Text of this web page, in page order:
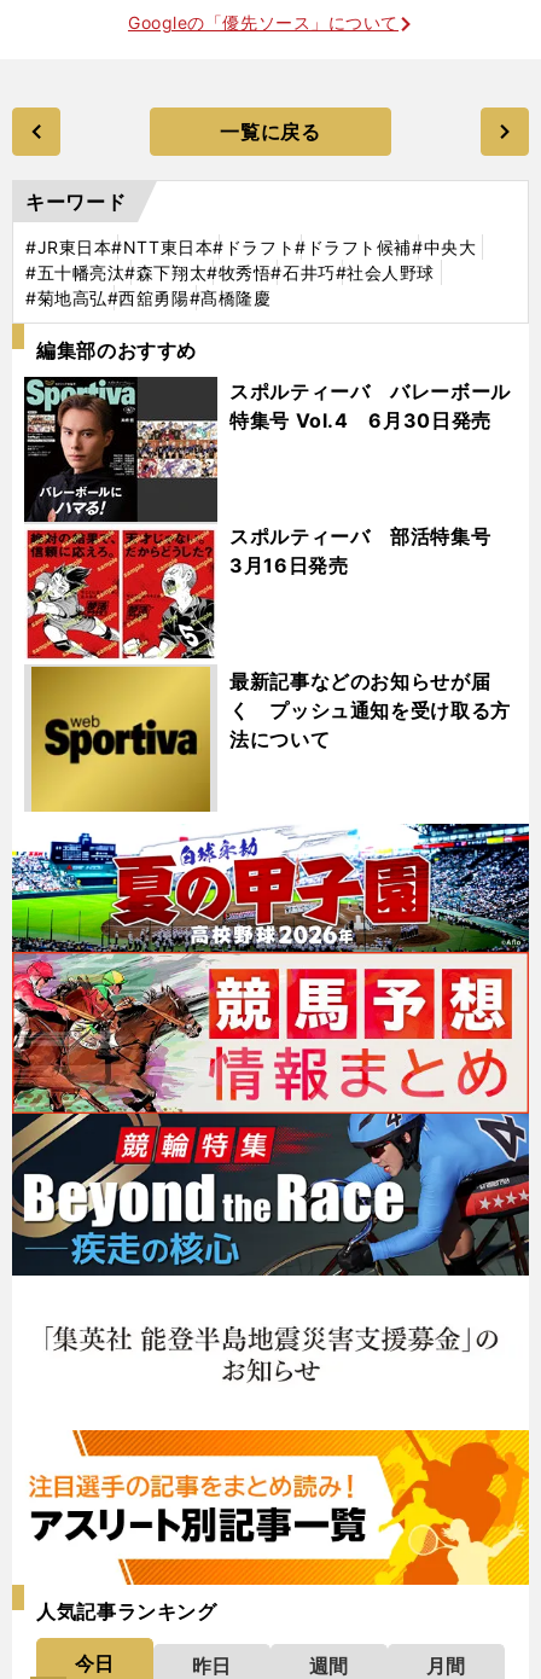
Googleの「優先ソース」について
一覧に戻る
キーワード
#JR東日本#NTT東日本#ドラフト#ドラフト候補#中央大
#五十幡亮汰#森下翔太#牧秀悟#石井巧#社会人野球
#菊地高弘#西舘勇陽#髙橋隆慶
編集部のおすすめ
スポルティーバ バレーボール
特集号 Vol.4 6月30日発売
スポルティーバ 部活特集号
3月16日発売
最新記事などのお知らせが届
く プッシュ通知を受け取る方
法について
人気記事ランキング
今日 昨日 週間
月間